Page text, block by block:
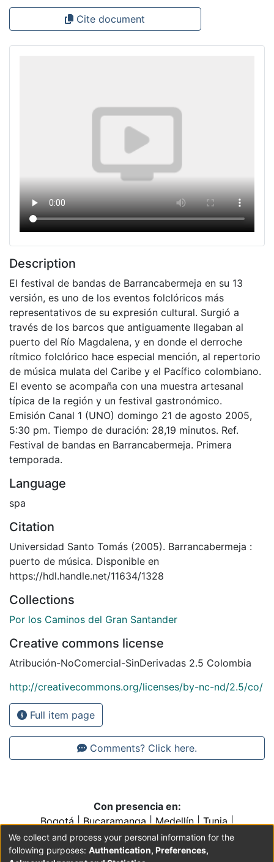
Cite document
Description
El festival de bandas de Barrancabermeja en su 13
versión, es uno de los eventos folclóricos más
representativos de su expresión cultural. Surgió a
través de los barcos que antiguamente llegaban al
puerto del Río Magdalena, y en donde el derroche
rítmico folclórico hace especial mención, al repertorio
de música mulata del Caribe y el Pacífico colombiano.
El evento se acompaña con una muestra artesanal
típica de la región y un festival gastronómico.
Emisión Canal 1 (UNO) domingo 21 de agosto 2005,
5:30 pm. Tiempo de duración: 28,19 minutos. Ref.
Festival de bandas en Barrancabermeja. Primera
temporada.
Language
spa
Citation
Universidad Santo Tomás (2005). Barrancabermeja :
puerto de música. Disponible en
https://hdl.handle.net/11634/1328
Collections
Por los Caminos del Gran Santander
Creative commons license
Atribución-NoComercial-SinDerivadas 2.5 Colombia
http://creativecommons.org/licenses/by-nc-nd/2.5/co/
Full item page
Comments? Click here.
Con presencia en:
Bogotá|Bucaramanga|Medellín|Tunja|
Villavicencio|Conventos y Colegios de la Orden de
Predicadores
We collect and process your personal information for the
following purposes: Authentication, Preferences,